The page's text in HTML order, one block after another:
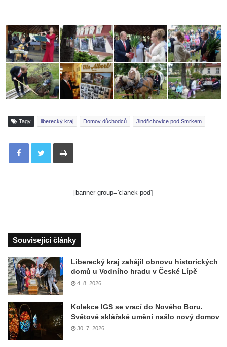
Tagy liberecký kraj Domov důchodců Jindřichovice pod Smrkem
Tisknout
[banner group='clanek-pod']
Související články
Liberecký kraj zahájil obnovu historických
domů u Vodního hradu v České Lípě
4. 8. 2026
Kolekce IGS se vrací do Nového Boru.
Světové sklářské umění našlo nový domov
30. 7. 2026